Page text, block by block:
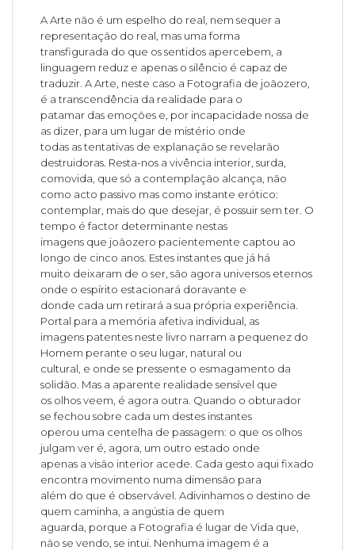
A Arte não é um espelho do real, nem sequer a
representação do real, mas uma forma
transfigurada do que os sentidos apercebem, a
linguagem reduz e apenas o silêncio é capaz de
traduzir. A Arte, neste caso a Fotografia de joãozero,
é a transcendência da realidade para o
patamar das emoções e, por incapacidade nossa de
as dizer, para um lugar de mistério onde
todas as tentativas de explanação se revelarão
destruidoras. Resta-nos a vivência interior, surda,
comovida, que só a contemplação alcança, não
como acto passivo mas como instante erótico:
contemplar, mais do que desejar, é possuir sem ter. O
tempo é factor determinante nestas
imagens que joãozero pacientemente captou ao
longo de cinco anos. Estes instantes que já há
muito deixaram de o ser, são agora universos eternos
onde o espírito estacionará doravante e
donde cada um retirará a sua própria experiência.
Portal para a memória afetiva individual, as
imagens patentes neste livro narram a pequenez do
Homem perante o seu lugar, natural ou
cultural, e onde se pressente o esmagamento da
solidão. Mas a aparente realidade sensível que
os olhos veem, é agora outra. Quando o obturador
se fechou sobre cada um destes instantes
operou uma centelha de passagem: o que os olhos
julgam ver é, agora, um outro estado onde
apenas a visão interior acede. Cada gesto aqui fixado
encontra movimento numa dimensão para
além do que é observável. Adivinhamos o destino de
quem caminha, a angústia de quem
aguarda, porque a Fotografia é lugar de Vida que,
não se vendo, se intui. Nenhuma imagem é a